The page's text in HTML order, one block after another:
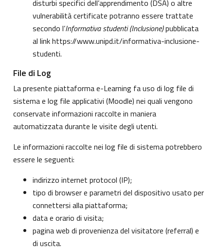
disturbi specifici dell’apprendimento (DSA) o altre
vulnerabilità certificate potranno essere trattate
secondo l’Informativa studenti (Inclusione)pubblicata
al linkhttps://www.unipd.it/informativa-inclusione-
studenti.
File di Log
La presente piattaforma e-Learning fa uso di log file di
sistema e log file applicativi (Moodle) nei quali vengono
conservate informazioni raccolte in maniera
automatizzata durante le visite degli utenti.
Le informazioni raccolte nei log file di sistema potrebbero
essere le seguenti:
indirizzo internet protocol (IP);
tipo di browser e parametri del dispositivo usato per
connettersi alla piattaforma;
data e orario di visita;
pagina web di provenienza del visitatore (referral) e
di uscita.